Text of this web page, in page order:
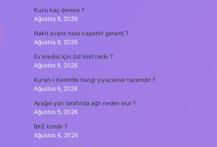
Kuzu kaç derece ?
Ağustos 8, 2026
Nakit avans nasıl kapatılır garanti ?
Ağustos 8, 2026
Ev kredisi için üst limit nedir ?
Ağustos 6, 2026
Kur’an-ı Kerim’de hangi yiyecekler haramdır ?
Ağustos 6, 2026
Ayağın yan tarafında ağrı neden olur ?
Ağustos 5, 2026
BKE kimdir ?
Ağustos 4, 2026